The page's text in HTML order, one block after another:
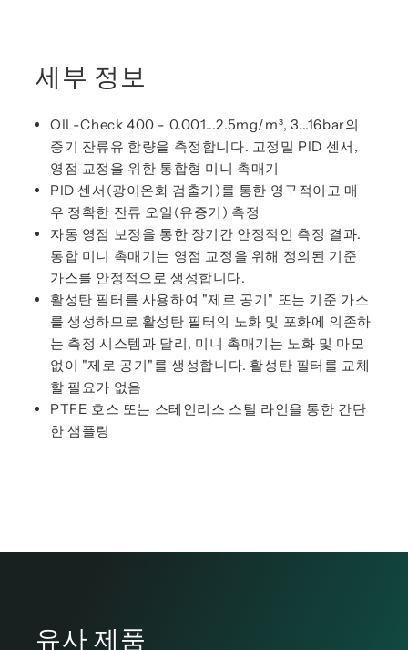
세부 정보
OIL-Check 400 - 0.001...2.5mg/m³, 3...16bar의
증기 잔류유 함량을 측정합니다. 고정밀 PID 센서,
영점 교정을 위한 통합형 미니 촉매기
PID 센서(광이온화 검출기)를 통한 영구적이고 매
우 정확한 잔류 오일(유증기) 측정
자동 영점 보정을 통한 장기간 안정적인 측정 결과.
통합 미니 촉매기는 영점 교정을 위해 정의된 기준
가스를 안정적으로 생성합니다.
활성탄 필터를 사용하여 "제로 공기" 또는 기준 가스
를 생성하므로 활성탄 필터의 노화 및 포화에 의존하
는 측정 시스템과 달리, 미니 촉매기는 노화 및 마모
없이 "제로 공기"를 생성합니다. 활성탄 필터를 교체
할 필요가 없음
PTFE 호스 또는 스테인리스 스틸 라인을 통한 간단
한 샘플링
유사 제품